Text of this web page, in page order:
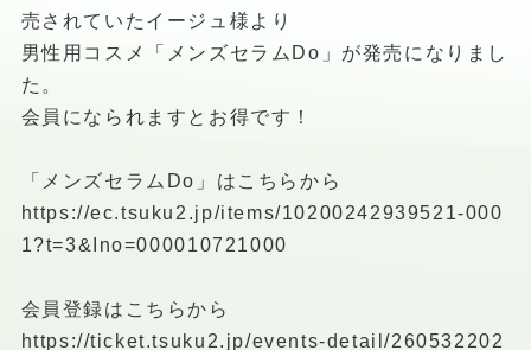
売されていたイージュ様より
男性用コスメ「メンズセラムDo」が発売になりまし
た。
会員になられますとお得です！
「メンズセラムDo」はこちらから
https://ec.tsuku2.jp/items/10200242939521-000
1?t=3&Ino=000010721000
会員登録はこちらから
https://ticket.tsuku2.jp/events-detail/260532202